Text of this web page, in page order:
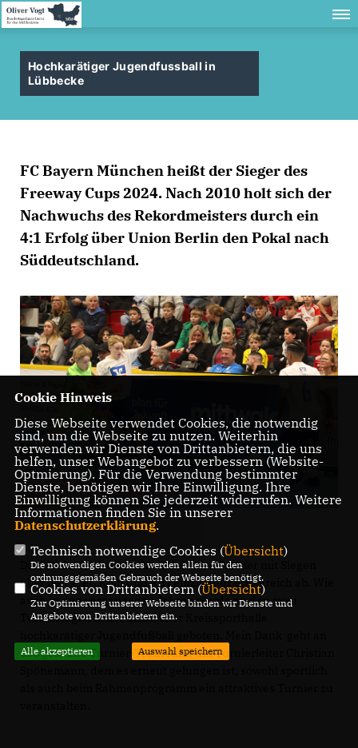
Hochkarätiger Jugendfussball in
Lübbecke
FC Bayern München heißt der Sieger des
Freeway Cups 2024. Nach 2010 holt sich der
Nachwuchs des Rekordmeisters durch ein
4:1 Erfolg über Union Berlin den Pokal nach
Süddeutschland.
Die Mühlenkreisauswahl schloss das Turnier mit Siegen
über den 1. FC Köln und RB Leipzig sehr erfolgreich ab. Wie
auch in den vergangenen Jahren wurde an den zwei
Turniertagen in der Lübbecker Kreissporthalle
das gesamte Turnier-Team rund um Turnierleiter Christian
Cookie Hinweis
Diese Webseite verwendet Cookies, die notwendig
sind, um die Webseite zu nutzen. Weiterhin
verwenden wir Dienste von Drittanbietern, die uns
helfen, unser Webangebot zu verbessern (Website-
Optmierung). Für die Verwendung bestimmter
Dienste, benötigen wir Ihre Einwilligung. Ihre
Einwilligung können Sie jederzeit widerrufen. Weitere
Informationen finden Sie in unserer
Datenschutzerklärung.
Technisch notwendige Cookies (Übersicht)
Die notwendigen Cookies werden allein für den
ordnungsgemäßen Gebrauch der Webseite benötigt.
Cookies von Drittanbietern (Übersicht)
Zur Optimierung unserer Webseite binden wir Dienste und
Angebote von Drittanbietern ein.
Alle akzeptieren Auswahl speichern